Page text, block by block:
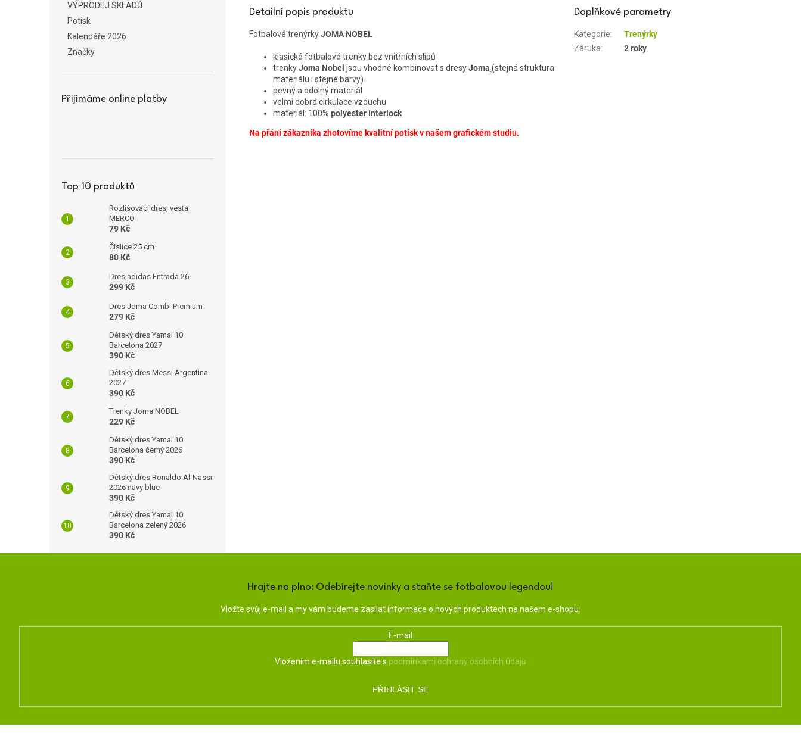
VÝPRODEJ SKLADŮ
Potisk
Kalendáře 2026
Značky
Přijímáme online platby
Top 10 produktů
Rozlišovací dres, vesta
MERCO
79 Kč
Číslice 25 cm
80 Kč
Dres adidas Entrada 26
299 Kč
Dres Joma Combi Premium
279 Kč
Dětský dres Yamal 10
Barcelona 2027
390 Kč
Dětský dres Messi Argentina
2027
390 Kč
Trenky Joma NOBEL
229 Kč
Dětský dres Yamal 10
Barcelona černý 2026
390 Kč
Dětský dres Ronaldo Al-Nassr
2026 navy blue
390 Kč
Dětský dres Yamal 10
Barcelona zelený 2026
390 Kč
Detailní popis produktu
Fotbalové trenýrkyJOMA NOBEL
klasické fotbalové trenky bez vnitřních slipů
trenkyJoma Nobel jsou vhodné kombinovat s dresyJoma (stejná struktura
materiálu i stejné barvy)
pevný a odolný materiál
velmi dobrá cirkulace vzduchu
materiál: 100% polyester Interlock
Na přání zákazníka zhotovíme kvalitní potisk v našem grafickém studiu.
Doplňkové parametry
Kategorie:
Trenýrky
Záruka: 2 roky
Hrajte na plno: Odebírejte novinky a staňte se fotbalovou legendou!
Vložte svůj e-mail a my vám budeme zasílat informace o nových produktech na našem e-shopu.
E-mail
Vložením e-mailu souhlasíte s podmínkami ochrany osobních údajů
PŘIHLÁSIT SE